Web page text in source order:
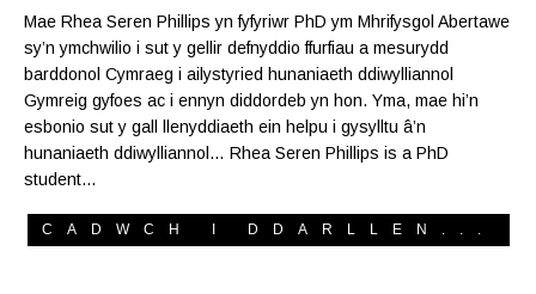
Mae Rhea Seren Phillips yn fyfyriwr PhD ym Mhrifysgol Abertawe
sy’n ymchwilio i sut y gellir defnyddio ffurfiau a mesurydd
barddonol Cymraeg i ailystyried hunaniaeth ddiwylliannol
Gymreig gyfoes ac i ennyn diddordeb yn hon. Yma, mae hi’n
esbonio sut y gall llenyddiaeth ein helpu i gysylltu â’n
hunaniaeth ddiwylliannol… Rhea Seren Phillips is a PhD
student…
CADWCH I DDARLLEN...